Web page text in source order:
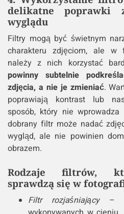
Unikaj silnych efektów
unikać efektów typu
zniekształcić
samym atmosferę
4. Wykorzystanie
delikatne poprawki
wyglądu
Filtry mogą być świetnym
charakteru zdjęciom, ale w
należy z nich korzystać
powinny subtelnie
zdjęcia, a nie je zmieniać
sposób, który nie wprowadza
dobrany filtr może nadać
wygląd, ale nie powinien